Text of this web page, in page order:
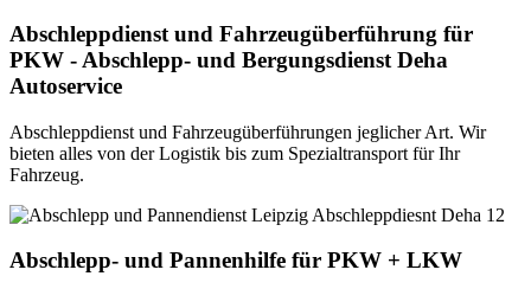
Abschleppdienst und Fahrzeugüberführung für
PKW - Abschlepp- und Bergungsdienst Deha
Autoservice
Abschleppdienst und Fahrzeugüberführungen jeglicher Art. Wir
bieten alles von der Logistik bis zum Spezialtransport für Ihr
Fahrzeug.
Abschlepp- und Pannenhilfe für PKW + LKW